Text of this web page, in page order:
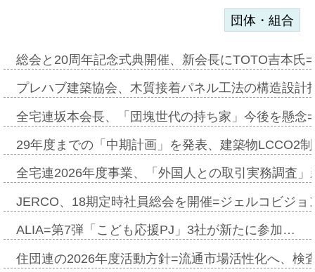
団体・組合
総会と20周年記念式典開催、新会長にTOTO吉本氏
プレハブ建築協会、木質接着パネル工法の構造設
全宅連坂本会長、「団塊世代の持ち家」今後を懸
29年度までの「中期計画」を発表、建築物LCCO2
全宅連2026年度事業、「外国人との取引実務調査
JERCO、18期定時社員総会を開催=ジェルコビジ
ALIA=第7弾「こども応援PJ」3社が新たに参加…
住団連の2026年度活動方針=流通市場活性化へ、検